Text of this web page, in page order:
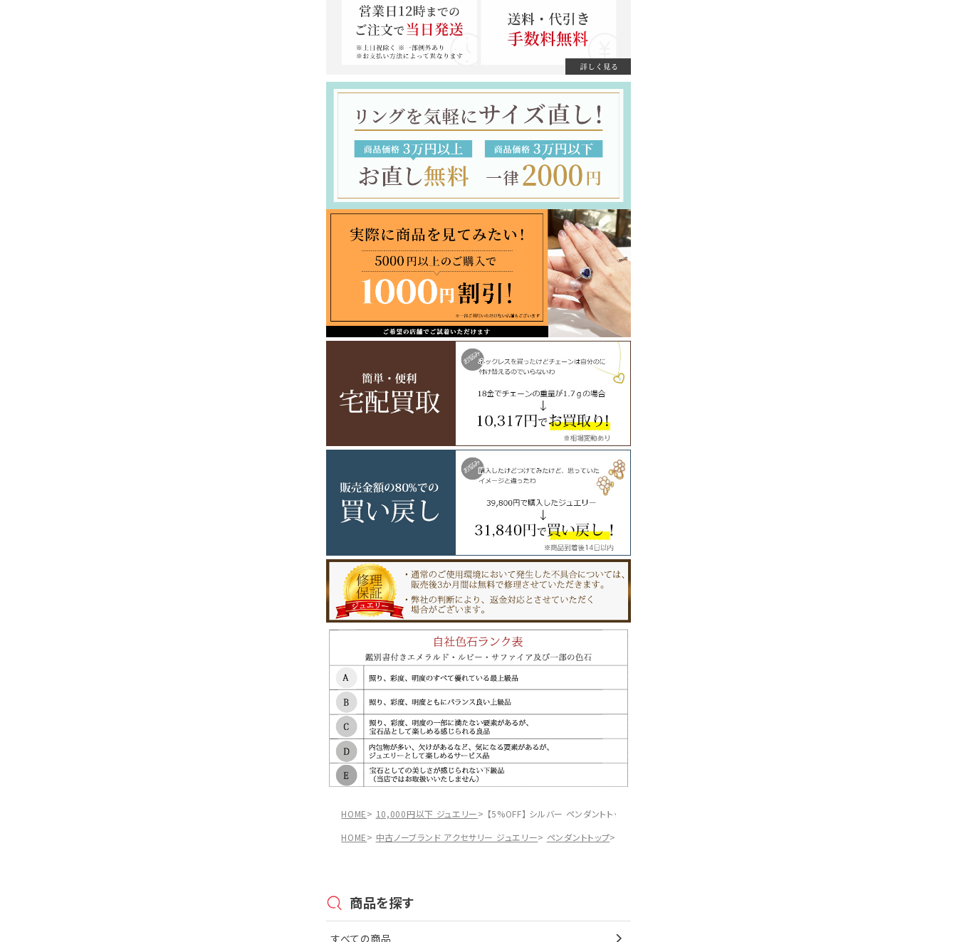
HOME 10,000円以下 ジュエリー
【5%OFF】 シルバー ペンダントトップ 総重量約4.6g
HOME
中古ノーブランド アクセサリー ジュエリー ペンダントトップ
商品を探す
すべての商品